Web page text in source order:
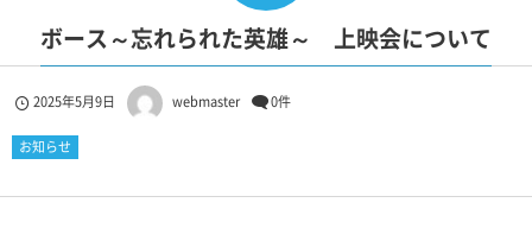
ボース～忘れられた英雄～ 上映会について
2025年5月9日 webmaster 0件
お知らせ